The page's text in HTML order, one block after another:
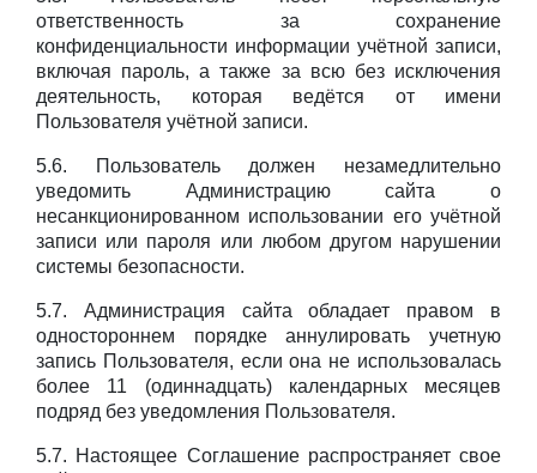
ответственность за сохранение
конфиденциальности информации учётной записи,
включая пароль, а также за всю без исключения
деятельность, которая ведётся от имени
Пользователя учётной записи.
5.6. Пользователь должен незамедлительно
уведомить Администрацию сайта о
несанкционированном использовании его учётной
записи или пароля или любом другом нарушении
системы безопасности.
5.7. Администрация сайта обладает правом в
одностороннем порядке аннулировать учетную
запись Пользователя, если она не использовалась
более 11 (одиннадцать) календарных месяцев
подряд без уведомления Пользователя.
5.7. Настоящее Соглашение распространяет свое